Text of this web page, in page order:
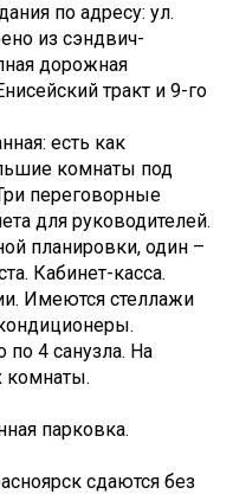
по адресу: ул.
из сэндвич-
дорожная
тракт и 9-го
есть как
комнаты под
переговорные
для руководителей.
планировки, один –
Кабинет-касса.
Имеются стеллажи
4 санузла. На
комнаты.
парковка.
сдаются без